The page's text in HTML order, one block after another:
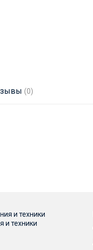
(0)
и техники